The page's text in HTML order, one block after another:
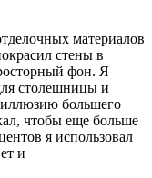
материалов
стены в
фон. Я
столешницы и
иллюзию большего
чтобы еще больше
я использовал
и